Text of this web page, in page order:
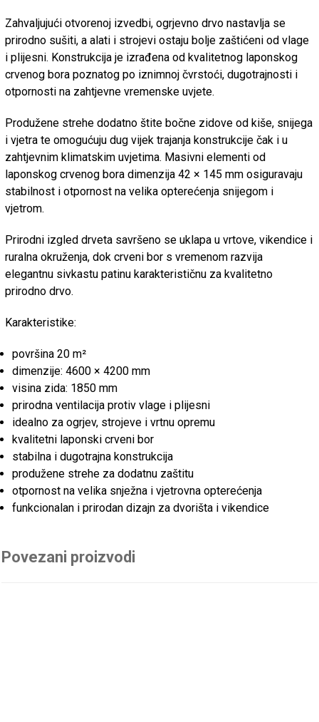
Zahvaljujući otvorenoj izvedbi, ogrjevno drvo nastavlja se
prirodno sušiti, a alati i strojevi ostaju bolje zaštićeni od vlage
i plijesni. Konstrukcija je izrađena od kvalitetnog laponskog
crvenog bora poznatog po iznimnoj čvrstoći, dugotrajnosti i
otpornosti na zahtjevne vremenske uvjete.
Produžene strehe dodatno štite bočne zidove od kiše, snijega
i vjetra te omogućuju dug vijek trajanja konstrukcije čak i u
zahtjevnim klimatskim uvjetima. Masivni elementi od
laponskog crvenog bora dimenzija 42 × 145 mm osiguravaju
stabilnost i otpornost na velika opterećenja snijegom i
vjetrom.
Prirodni izgled drveta savršeno se uklapa u vrtove, vikendice i
ruralna okruženja, dok crveni bor s vremenom razvija
elegantnu sivkastu patinu karakterističnu za kvalitetno
prirodno drvo.
Karakteristike:
površina 20 m²
dimenzije: 4600 × 4200 mm
visina zida: 1850 mm
prirodna ventilacija protiv vlage i plijesni
idealno za ogrjev, strojeve i vrtnu opremu
kvalitetni laponski crveni bor
stabilna i dugotrajna konstrukcija
produžene strehe za dodatnu zaštitu
otpornost na velika snježna i vjetrovna opterećenja
funkcionalan i prirodan dizajn za dvorišta i vikendice
Povezani proizvodi